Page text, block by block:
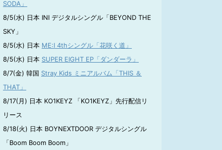
SODA」
8/5(水) 日本 INI デジタルシングル「BEYOND THE
SKY」
8/5(水) 日本 ME:I 4thシングル「花咲く道」
8/5(水) 日本 SUPER EIGHT EP「ダンダーラ」
8/7(金) 韓国 Stray Kids ミニアルバム「THIS ＆
THAT」
8/17(月) 日本 KO1KEYZ 「KO1KEYZ」先行配信リ
リース
8/18(火) 日本 BOYNEXTDOOR デジタルシングル
「Boom Boom Boom」